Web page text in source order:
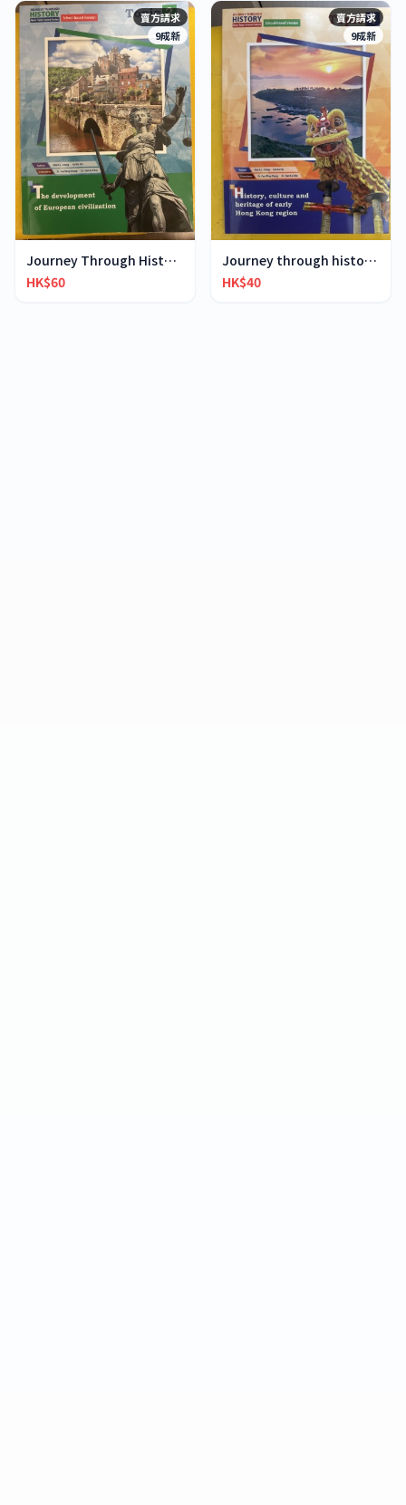
賣方請求
9成新
Journey Through History- Topic 2
HK$60
賣方請求
9成新
Journey through history-Topic 4
HK$40